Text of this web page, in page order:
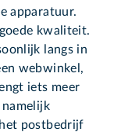
apparatuur.
kwaliteit.
langs in
webwinkel,
iets meer
namelijk
postbedrijf